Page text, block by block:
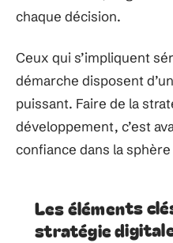
chaque décision.
Ceux qui s’impliquent
démarche disposent
puissant. Faire de la
développement, c’est
confiance dans la
Les éléments
stratégie